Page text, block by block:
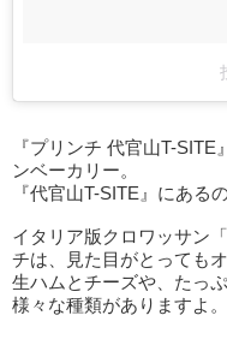
『プリンチ 代官山T-
ンベーカリー。
『代官山T-SITE』にある
イタリア版クロワッサン
チは、見た目がとってもオ
生ハムとチーズや、たっ
様々な種類がありますよ。